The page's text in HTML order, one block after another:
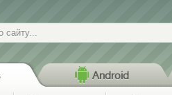
Поиск
Android